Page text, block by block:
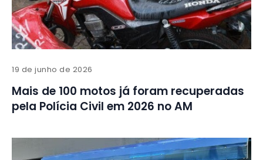
19 de junho de 2026
Mais de 100 motos já foram recuperadas
pela Polícia Civil em 2026 no AM